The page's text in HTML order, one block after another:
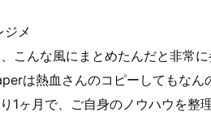
メ
こんな風にまとめたんだと非常に
は熱血さんのコピーしてもなん
1ヶ月で、ご自身のノウハウを整